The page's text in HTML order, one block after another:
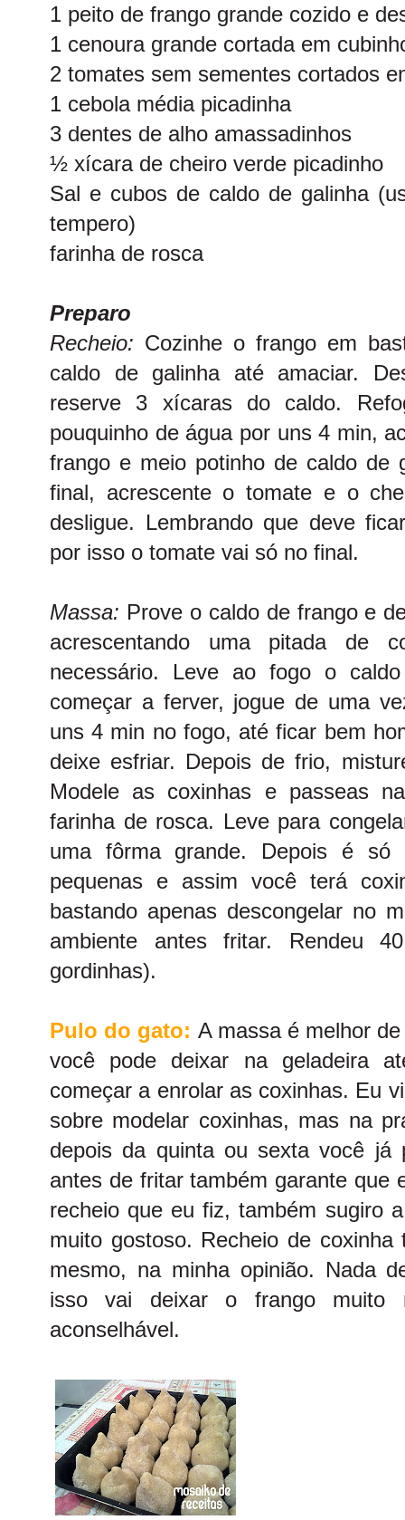
1 peito de frango grande cozido e
1 cenoura grande cortada em
2 tomates sem sementes cortados
1 cebola média picadinha
3 dentes de alho amassadinhos
½ xícara de cheiro verde picadinho
Sal e cubos de caldo de galinha
tempero)
farinha de rosca
Preparo
Recheio: Cozinhe o frango em
caldo de galinha até amaciar.
reserve 3 xícaras do caldo.
pouquinho de água por uns 4 min,
frango e meio potinho de caldo de
final, acrescente o tomate e o
desligue. Lembrando que deve
por isso o tomate vai só no final.
Massa: Prove o caldo de frango e
acrescentando uma pitada de
necessário. Leve ao fogo o
começar a ferver, jogue de uma
uns 4 min no fogo, até ficar bem
deixe esfriar. Depois de frio,
Modele as coxinhas e passeas
farinha de rosca. Leve para
uma fôrma grande. Depois é só
pequenas e assim você terá
bastando apenas descongelar no
ambiente antes fritar. Rendeu
gordinhas).
Pulo do gato: A massa é melhor
você pode deixar na geladeira
começar a enrolar as coxinhas. Eu
sobre modelar coxinhas, mas na
depois da quinta ou sexta você já
antes de fritar também garante que
recheio que eu fiz, também sugiro
muito gostoso. Recheio de
mesmo, na minha opinião. Nada
isso vai deixar o frango muito
aconselhável.